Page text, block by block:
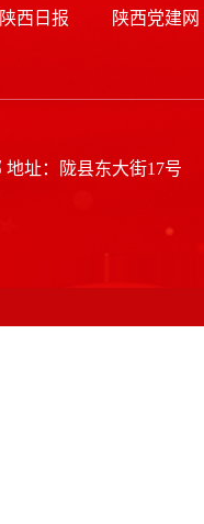
陕西日报 陕西党建网
地址：陇县东大街17号